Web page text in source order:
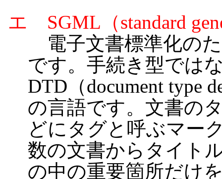
エ SGML（standard
電子文書標準化の
です。手続き型では
DTD（document type
の言語です。文書の
どにタグと呼ぶマー
数の文書からタイト
の中の重要箇所だけ